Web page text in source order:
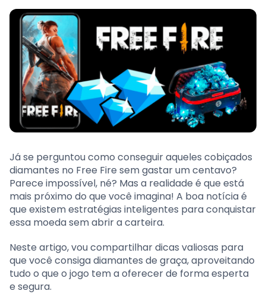
Já se perguntou como conseguir aqueles cobiçados
diamantes no Free Fire sem gastar um centavo?
Parece impossível, né? Mas a realidade é que está
mais próximo do que você imagina! A boa notícia é
que existem estratégias inteligentes para conquistar
essa moeda sem abrir a carteira.
Neste artigo, vou compartilhar dicas valiosas para
que você consiga diamantes de graça, aproveitando
tudo o que o jogo tem a oferecer de forma esperta
e segura.